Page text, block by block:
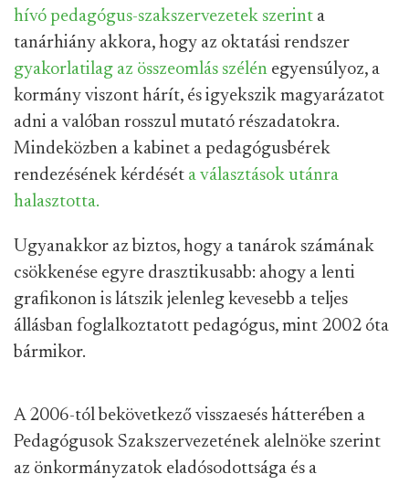
hívó pedagógus-szakszervezetek szerint a
tanárhiány akkora, hogy az oktatási rendszer
gyakorlatilag az összeomlás szélén egyensúlyoz, a
kormány viszont hárít, és igyekszik magyarázatot
adni a valóban rosszul mutató részadatokra.
Mindeközben a kabinet a pedagógusbérek
rendezésének kérdését a választások utánra
halasztotta.
Ugyanakkor az biztos, hogy a tanárok számának
csökkenése egyre drasztikusabb: ahogy a lenti
grafikonon is látszik jelenleg kevesebb a teljes
állásban foglalkoztatott pedagógus, mint 2002 óta
bármikor.
A 2006-tól bekövetkező visszaesés hátterében a
Pedagógusok Szakszervezetének alelnöke szerint
az önkormányzatok eladósodottsága és a